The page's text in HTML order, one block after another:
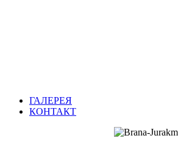
ГАЛЕРЕЯ
КОНТАКТ